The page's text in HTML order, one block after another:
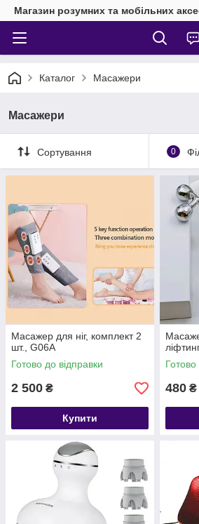
Магазин розумних та мобільних
Каталог Масажери
Масажери
Сортування 0
Масажер для ніг, комплект 2
шт., G06A
Готово до відправки
2 500 ₴
Купити
Готово
480 ₴